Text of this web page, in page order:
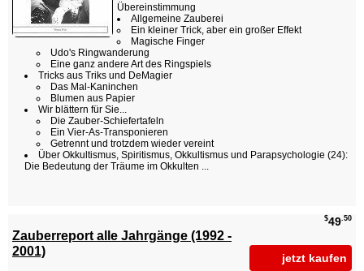
Übereinstimmung
Allgemeine Zauberei
Ein kleiner Trick, aber ein großer Effekt
Magische Finger
Udo's Ringwanderung
Eine ganz andere Art des Ringspiels
Tricks aus Triks und DeMagier
Das Mal-Kaninchen
Blumen aus Papier
Wir blättern für Sie...
Die Zauber-Schiefertafeln
Ein Vier-As-Transponieren
Getrennt und trotzdem wieder vereint
Über Okkultismus, Spiritismus, Okkultismus und Parapsychologie (24):
Die Bedeutung der Träume im Okkulten ...
$49.50
jetzt kaufen
Zauberreport alle Jahrgänge (1992 -
2001)